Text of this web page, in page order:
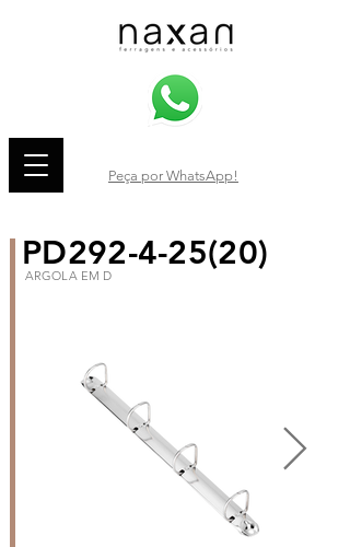
Peça por WhatsApp!
PD292-4-25(20)
ARGOLA EM D